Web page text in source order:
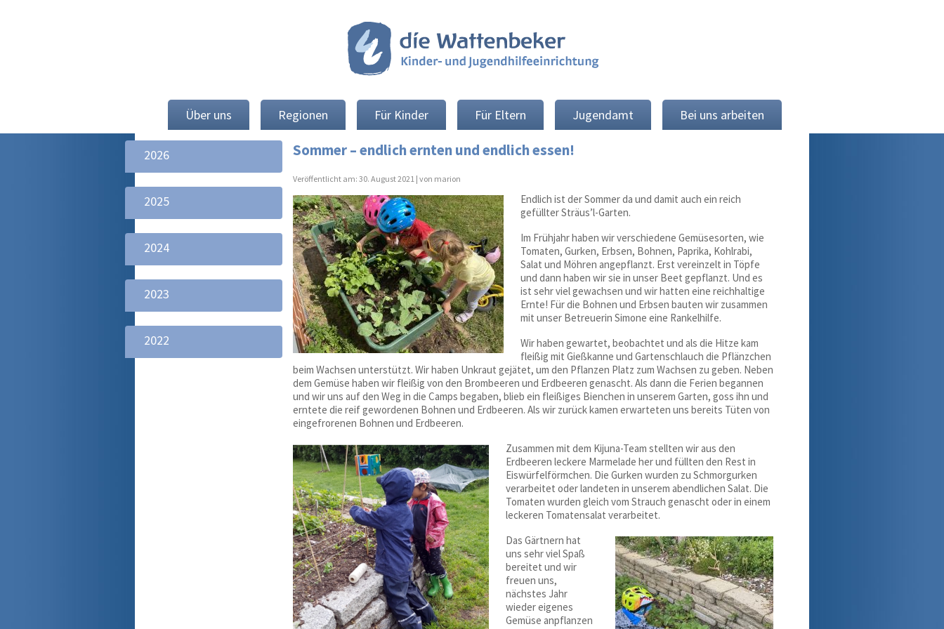
Über uns Regionen Für Kinder Für Eltern Jugendamt Bei uns arbeiten
2026
2025
2024
2023
2022
Sommer – endlich ernten und endlich essen!
Veröffentlicht am: 30. August 2021 | von marion
Endlich ist der Sommer da und damit auch ein reich
gefüllter Sträus’l-Garten.
Im Frühjahr haben wir verschiedene Gemüsesorten, wie
Tomaten, Gurken, Erbsen, Bohnen, Paprika, Kohlrabi,
Salat und Möhren angepflanzt. Erst vereinzelt in Töpfe
und dann haben wir sie in unser Beet gepflanzt. Und es
ist sehr viel gewachsen und wir hatten eine reichhaltige
Ernte! Für die Bohnen und Erbsen bauten wir zusammen
mit unser Betreuerin Simone eine Rankelhilfe.
Wir haben gewartet, beobachtet und als die Hitze kam
fleißig mit Gießkanne und Gartenschlauch die Pflänzchen
beim Wachsen unterstützt. Wir haben Unkraut gejätet, um den Pflanzen Platz zum Wachsen zu geben. Neben
dem Gemüse haben wir fleißig von den Brombeeren und Erdbeeren genascht. Als dann die Ferien begannen
und wir uns auf den Weg in die Camps begaben, blieb ein fleißiges Bienchen in unserem Garten, goss ihn und
erntete die reif gewordenen Bohnen und Erdbeeren. Als wir zurück kamen erwarteten uns bereits Tüten von
eingefrorenen Bohnen und Erdbeeren.
Zusammen mit dem Kijuna-Team stellten wir aus den
Erdbeeren leckere Marmelade her und füllten den Rest in
Eiswürfelförmchen. Die Gurken wurden zu Schmorgurken
verarbeitet oder landeten in unserem abendlichen Salat. Die
Tomaten wurden gleich vom Strauch genascht oder in einem
leckeren Tomatensalat verarbeitet.
Das Gärtnern hat
uns sehr viel Spaß
bereitet und wir
freuen uns,
nächstes Jahr
wieder eigenes
Gemüse anpflanzen